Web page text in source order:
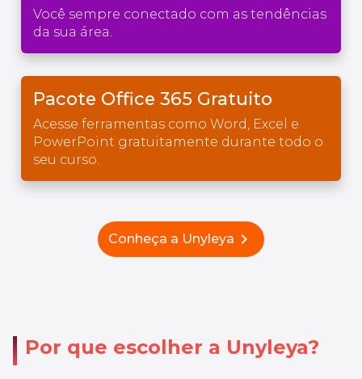
Você sempre conectado com as tendências
da sua área.
Pacote Office 365 Gratuito
Acesse ferramentas como Word, Excel e
PowerPoint gratuitamente durante todo o
seu curso.
Conheça a Unyleya chevron_right
Por que escolher a Unyleya?